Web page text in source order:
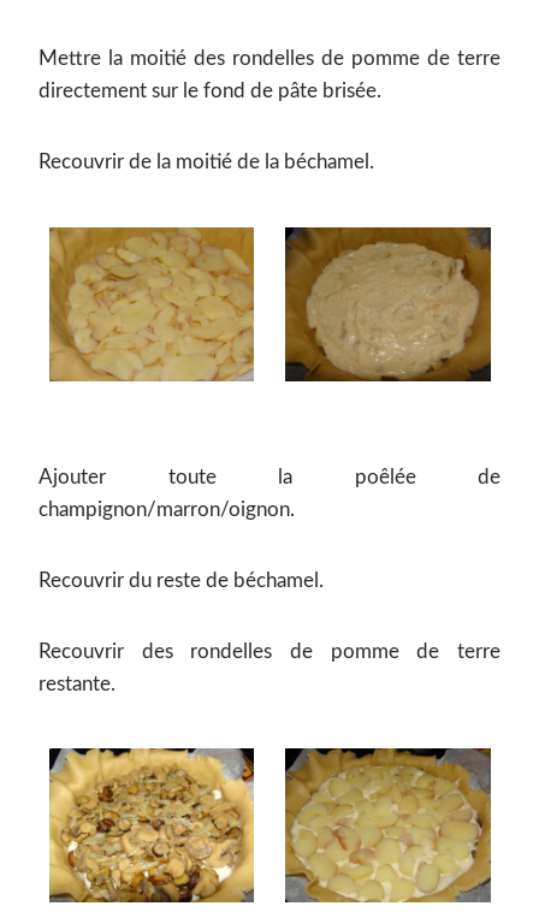
Mettre la moitié des rondelles de pomme de terre
directement sur le fond de pâte brisée.
Recouvrir de la moitié de la béchamel.
Ajouter toute la poêlée de
champignon/marron/oignon.
Recouvrir du reste de béchamel.
Recouvrir des rondelles de pomme de terre
restante.